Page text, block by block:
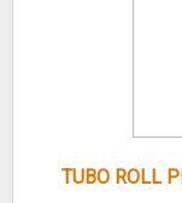
TUBO ROLL